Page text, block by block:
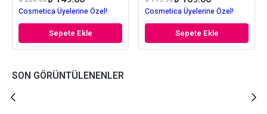
Cosmetica Üyelerine Özel!
Sepete Ekle
Cosmetica Üyelerine Özel!
Sepete Ekle
SON GÖRÜNTÜLENENLER